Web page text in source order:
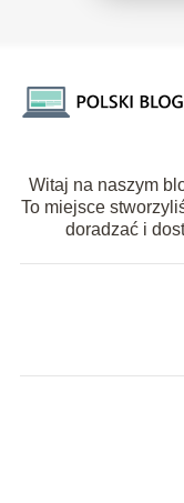
Witaj na naszym
To miejsce
doradzać i